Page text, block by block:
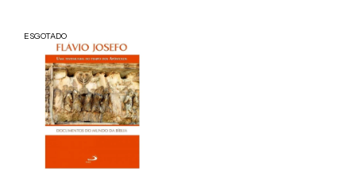
ESGOTADO